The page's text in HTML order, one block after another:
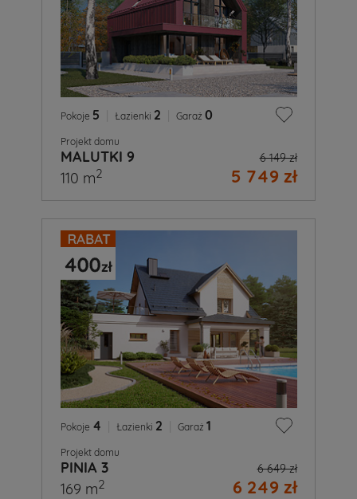
Pokoje 5 Łazienki 2 Garaż 0
Projekt domu
MALUTKI 9 6 149 zł
5 749 zł
110 m2
Pokoje 4 Łazienki 2 Garaż 1
Projekt domu
PINIA 3 6 649 zł
6 249 zł
169 m2